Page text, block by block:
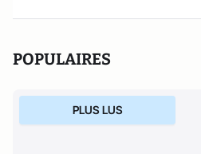
POPULAIRES
PLUS LUS